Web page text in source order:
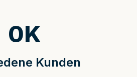
Kunden
0K